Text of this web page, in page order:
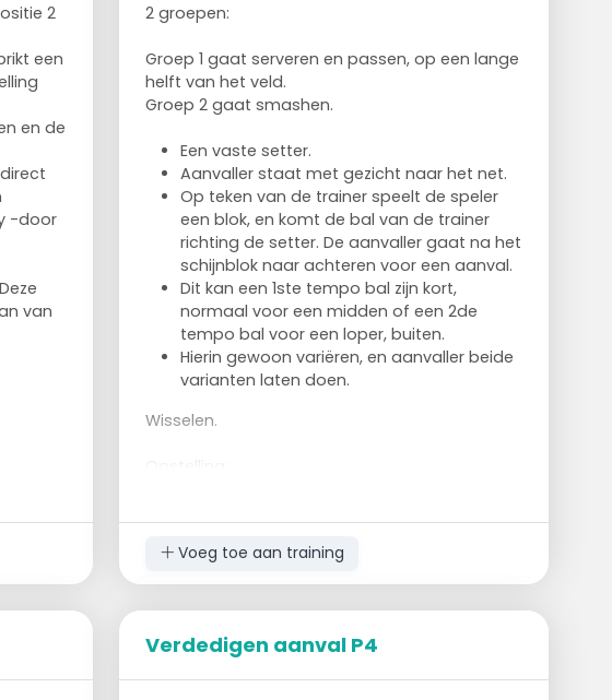
2
een
en de
-door
van
2 groepen:
Groep 1 gaat serveren en passen, op een lange
helft van het veld.
Groep 2 gaat smashen.
Een vaste setter.
Aanvaller staat met gezicht naar het net.
Op teken van de trainer speelt de speler
een blok, en komt de bal van de trainer
richting de setter. De aanvaller gaat na het
schijnblok naar achteren voor een aanval.
Dit kan een 1ste tempo bal zijn kort,
normaal voor een midden of een 2de
tempo bal voor een loper, buiten.
Hierin gewoon variëren, en aanvaller beide
varianten laten doen.
Wisselen.
dichtste bij staat, uiteraard moeten 6, 5 en
4 veld verdedigen.
bal kan er volgen.
Voeg toe aan training
Verdedigen aanval P4